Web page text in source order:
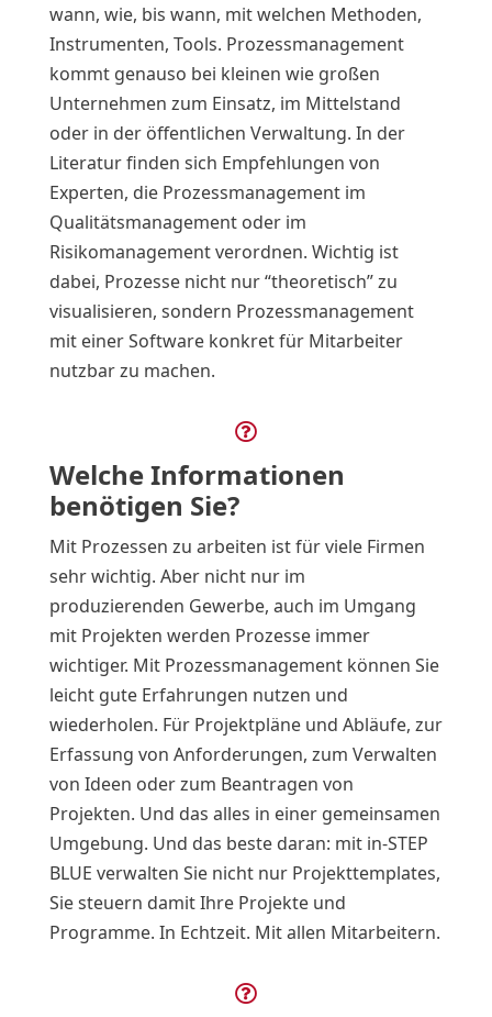
wann, wie, bis wann, mit welchen Methoden,
Instrumenten, Tools. Prozessmanagement
kommt genauso bei kleinen wie großen
Unternehmen zum Einsatz, im Mittelstand
oder in der öffentlichen Verwaltung. In der
Literatur finden sich Empfehlungen von
Experten, die Prozessmanagement im
Qualitätsmanagement oder im
Risikomanagement verordnen. Wichtig ist
dabei, Prozesse nicht nur “theoretisch” zu
visualisieren, sondern Prozessmanagement
mit einer Software konkret für Mitarbeiter
nutzbar zu machen.

Welche Informationen
benötigen Sie?
Mit Prozessen zu arbeiten ist für viele Firmen
sehr wichtig. Aber nicht nur im
produzierenden Gewerbe, auch im Umgang
mit Projekten werden Prozesse immer
wichtiger. Mit Prozessmanagement können Sie
leicht gute Erfahrungen nutzen und
wiederholen. Für Projektpläne und Abläufe, zur
Erfassung von Anforderungen, zum Verwalten
von Ideen oder zum Beantragen von
Projekten. Und das alles in einer gemeinsamen
Umgebung. Und das beste daran: mit in-STEP
BLUE verwalten Sie nicht nur Projekttemplates,
Sie steuern damit Ihre Projekte und
Programme. In Echtzeit. Mit allen Mitarbeitern.
